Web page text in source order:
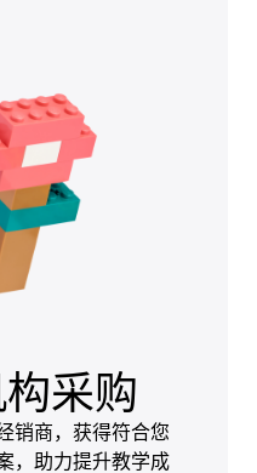
采购
销商，获得符合您
，助力提升教学成